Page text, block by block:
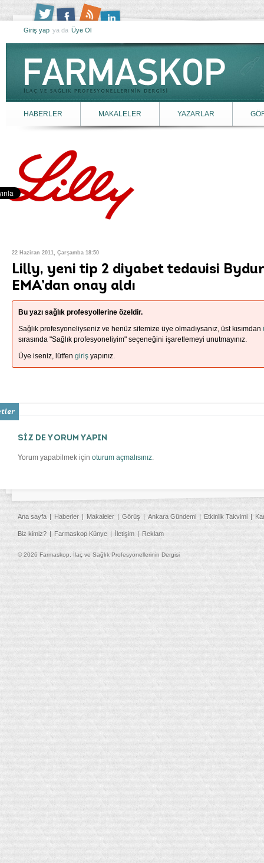
Giriş yap ya da Üye Ol
HABERLER MAKALELER YAZARLAR
22 Haziran 2011, Çarşamba 18:50
Lilly, yeni tip 2 diyabet tedavisi
EMA’dan onay aldı
Bu yazı sağlık profesyollerine özeldir.
Sağlık profesyoneliyseniz ve henüz sitemize üye olmadıysanız, üst kısımdan
sırasında "Sağlık profesyoneliyim" seçeneğini işaretlemeyi unutmayınız.
Üye iseniz, lütfen giriş yapınız.
SİZ DE YORUM YAPIN
Yorum yapabilmek için oturum açmalısınız.
Ana sayfa Haberler Makaleler Görüş Ankara Gündemi Etkinlik Takvimi
Biz kimiz? Farmaskop Künye İletişim Reklam
© 2026 Farmaskop, İlaç ve Sağlık Profesyonellerinin Dergisi